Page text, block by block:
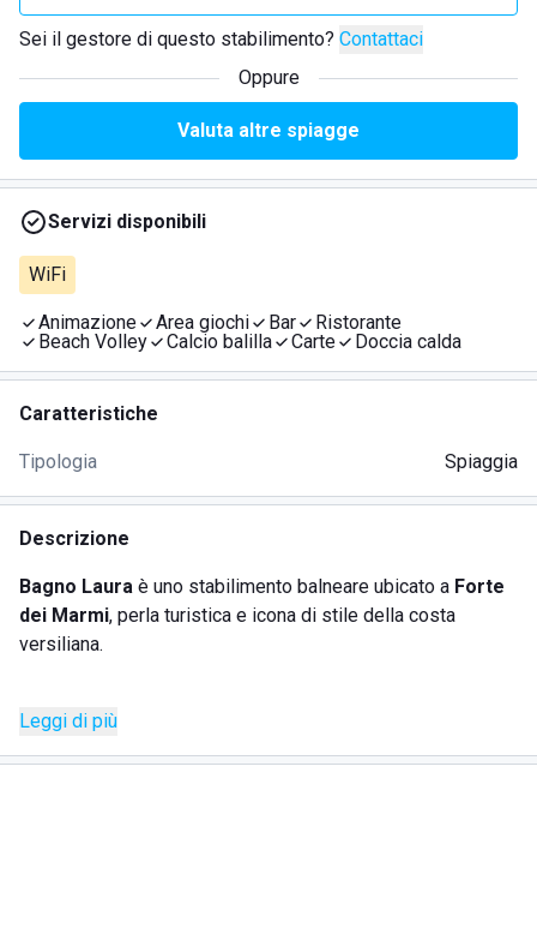
Sei il gestore di questo stabilimento? Contattaci
Oppure
Valuta altre spiagge
Servizi disponibili
WiFi
Animazione Area giochi Bar
Ristorante
Beach Volley
Calcio balilla Carte Doccia calda
Caratteristiche
Tipologia Spiaggia
Descrizione
Bagno Laura è uno stabilimento balneare ubicato a Forte
dei Marmi, perla turistica e icona di stile della costa
versiliana.
metri , tutti approntati con due sedie a sdraio, mentre il
servizio lettini è su richiesta.
Leggi di più